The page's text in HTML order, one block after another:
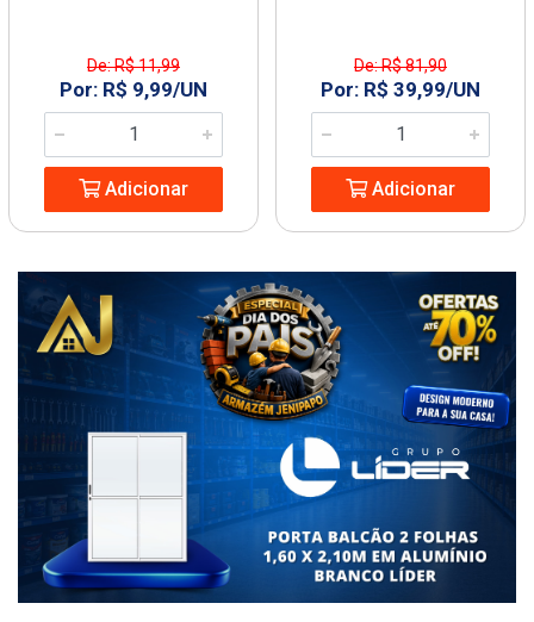
De: R$ 11,99
Por: R$ 9,99/UN
Adicionar
De: R$ 81,90
Por: R$ 39,99/UN
Adicionar